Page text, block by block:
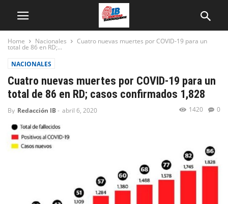
Home Nacionales Cuatro nuevas muertes por COVID-19 para un
total de 86 en RD;...
NACIONALES
Cuatro nuevas muertes por COVID-19 para un
total de 86 en RD; casos confirmados 1,828
By Redacción IB- abril 6, 2020 0
1420